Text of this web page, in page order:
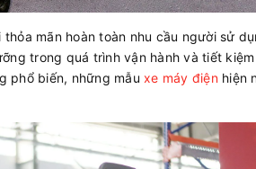
thỏa mãn hoàn toàn nhu cầu người sử
trong quá trình vận hành và tiết
phổ biến, những mẫu xe máy điệnhiện